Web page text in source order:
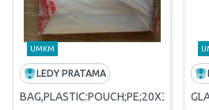
UMKM
LEDY PRATAMA